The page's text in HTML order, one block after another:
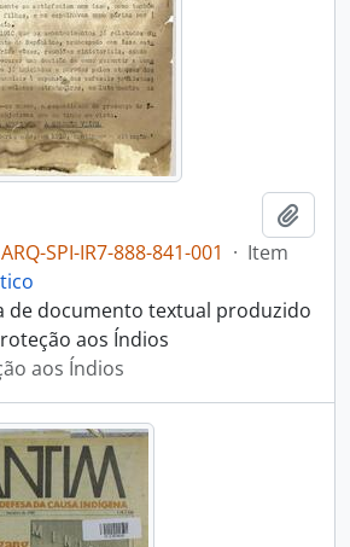
SPI-IR7-888-841-001 · Item
de documento textual produzido
aos Índios
aos Índios